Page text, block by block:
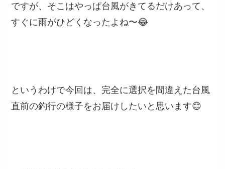
ですが、そこはやっぱ台風がきてるだけあって、
すぐに雨がひどくなったよね〜😂
というわけで今回は、完全に選択を間違えた台風
直前の釣行の様子をお届けしたいと思います😊